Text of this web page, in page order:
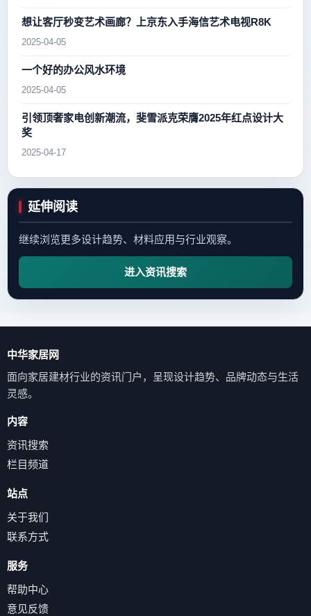
想让客厅秒变艺术画廊？上京东入手海信艺术电视R8K
2025-04-05
一个好的办公风水环境
2025-04-05
引领顶奢家电创新潮流，斐雪派克荣膺2025年红点设计大
奖
2025-04-17
延伸阅读
继续浏览更多设计趋势、材料应用与行业观察。
进入资讯搜索
中华家居网
面向家居建材行业的资讯门户，呈现设计趋势、品牌动态与生活
灵感。
内容
资讯搜索
栏目频道
站点
关于我们
联系方式
服务
帮助中心
意见反馈